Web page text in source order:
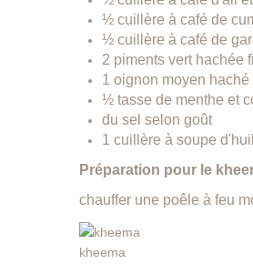
½ cuillère à café de
½ cuillère à café de
2 piments vert hachée
1 oignon moyen haché
½ tasse de menthe et
du sel selon goût
1 cuillère à soupe
Préparation pour le
chauffer une poêle à feu
kheema